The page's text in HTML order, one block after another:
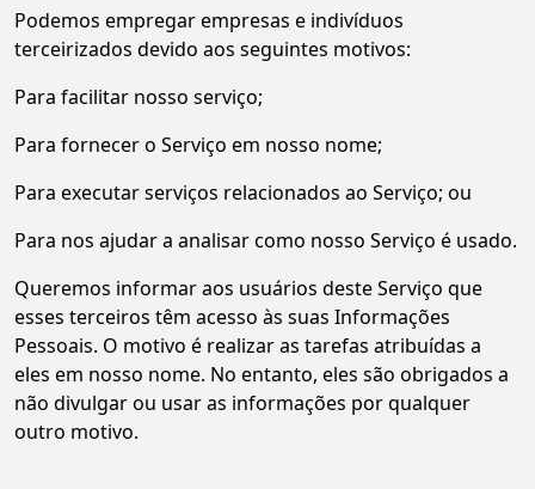
Podemos empregar empresas e indivíduos
terceirizados devido aos seguintes motivos:
Para facilitar nosso serviço;
Para fornecer o Serviço em nosso nome;
Para executar serviços relacionados ao Serviço; ou
Para nos ajudar a analisar como nosso Serviço é usado.
Queremos informar aos usuários deste Serviço que
esses terceiros têm acesso às suas Informações
Pessoais. O motivo é realizar as tarefas atribuídas a
eles em nosso nome. No entanto, eles são obrigados a
não divulgar ou usar as informações por qualquer
outro motivo.